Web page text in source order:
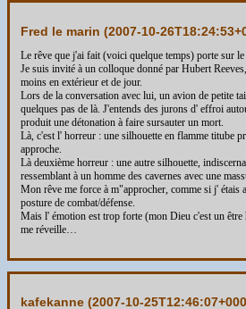
Fred le marin (2007-10-
Le rêve que j'ai fait (voici quelque temps) porte sur le
Je suis invité à un colloque donné par Hubert
moins en extérieur et de jour.
Lors de la conversation avec lui, un avion de petite
quelques pas de là. J'entends des jurons d' effroi
produit une détonation à faire sursauter un mort.
Là, c'est l' horreur : une silhouette en flamme titube
approche.
Là deuxième horreur : une autre silhouette,
ressemblant à un homme des cavernes avec une
Mon rêve me force à m"approcher, comme si j' étais
posture de combat/défense.
Mais l' émotion est trop forte (mon Dieu c'est un
me réveille…
kafekanne (2007-10-